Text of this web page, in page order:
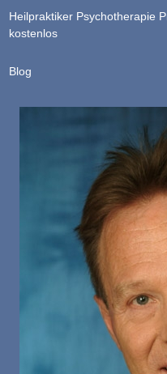
Heilpraktiker Psychotherapie
kostenlos
Blog